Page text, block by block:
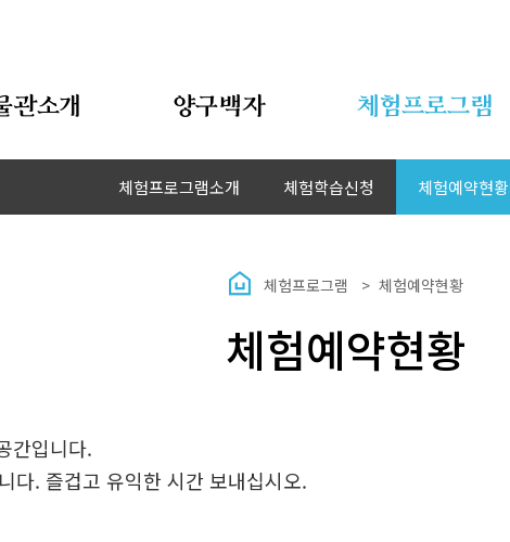
관소개 양구백자 체험프로그램
체험프로그램소개 체험학습신청 체험예약현황
체험프로그램 체험예약현황
체험예약현황
간입니다.
다. 즐겁고 유익한 시간 보내십시오.